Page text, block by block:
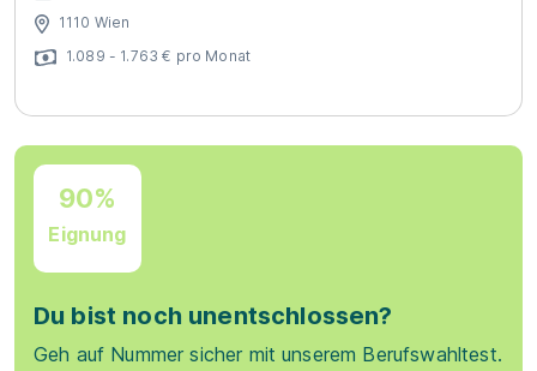
1110 Wien
1.089 - 1.763 € pro Monat
90%
Eignung
Du bist noch unentschlossen?
Geh auf Nummer sicher mit unserem Berufswahltest.